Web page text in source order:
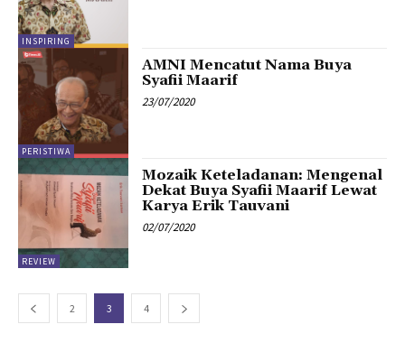
INSPIRING
PERISTIWA
AMNI Mencatut Nama Buya
Syafii Maarif
23/07/2020
REVIEW
Mozaik Keteladanan: Mengenal
Dekat Buya Syafii Maarif Lewat
Karya Erik Tauvani
02/07/2020
2 3 4